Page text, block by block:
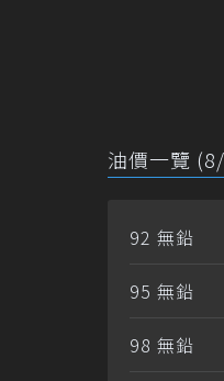
油價一覽
92 無鉛
95 無鉛
98 無鉛